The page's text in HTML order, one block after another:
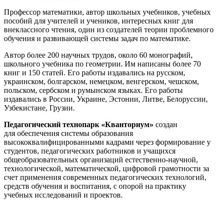
Профессор математики, автор школьных учебников, учебных
пособий для учителей и учеников, интересных книг для
внеклассного чтения, один из создателей теории проблемного
обучения и развивающей системы задач по математике.
Автор более 200 научных трудов, около 60 монографий,
школьного учебника по геометрии. Им написаны более 70
книг и 150 статей. Его работы издавались на русском,
украинском, болгарском, немецком, венгерском, чешском,
польском, сербском и румынском языках. Его работы
издавались в России, Украине, Эстонии, Литве, Белоруссии,
Узбекистане, Грузии.
Педагогический технопарк «Кванториум» создан
для обеспечения системы образования
высококвалифицированными кадрами через формирование у
студентов, педагогических работников и учащихся
общеобразовательных организаций естественно-научной,
технологической, математической, цифровой грамотности за
счет применения современных педагогических технологий,
средств обучения и воспитания, с опорой на практику
учебных исследований и проектов.